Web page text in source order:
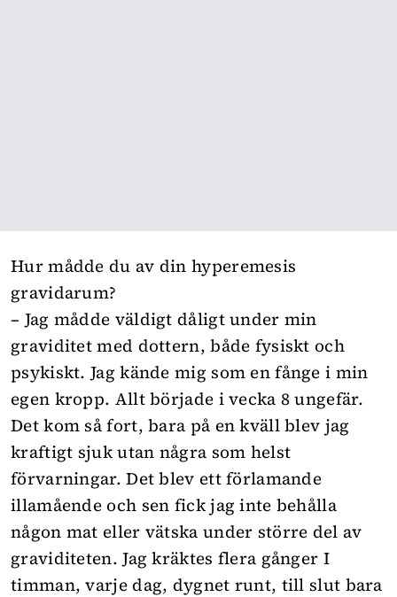
Hur mådde du av din hyperemesis
gravidarum?
– Jag mådde väldigt dåligt under min
graviditet med dottern, både fysiskt och
psykiskt. Jag kände mig som en fånge i min
egen kropp. Allt började i vecka 8 ungefär.
Det kom så fort, bara på en kväll blev jag
kraftigt sjuk utan några som helst
förvarningar. Det blev ett förlamande
illamående och sen fick jag inte behålla
någon mat eller vätska under större del av
graviditeten. Jag kräktes flera gånger I
timman, varje dag, dygnet runt, till slut bara